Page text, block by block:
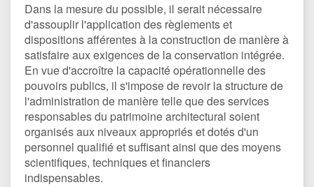
Dans la mesure du possible, il serait nécessaire
d'assouplir l'application des règlements et
dispositions afférentes à la construction de manière à
satisfaire aux exigences de la conservation intégrée.
En vue d'accroître la capacité opérationnelle des
pouvoirs publics, il s'impose de revoir la structure de
l'administration de manière telle que des services
responsables du patrimoine architectural soient
organisés aux niveaux appropriés et dotés d'un
personnel qualifié et suffisant ainsi que des moyens
scientifiques, techniques et financiers
indispensables.